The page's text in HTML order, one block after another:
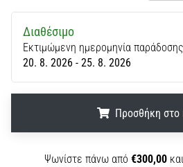
Διαθέσιμο
Εκτιμώμενη ημερομηνία
20. 8. 2026 - 25. 8. 2026
Προσθήκη στο
Ψωνίστε πάνω από €300,00